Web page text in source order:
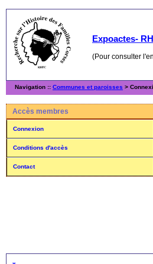
Expoactes-
(Pour consulter
Navigation :: Communes et paroisses >
Accès membres
Connexion
Conditions d'accès
Contact